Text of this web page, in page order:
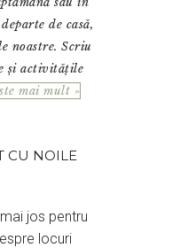
de casă,
noastre. Scriu
și activitățile
mai mult »
CU NOILE
jos pentru
locuri